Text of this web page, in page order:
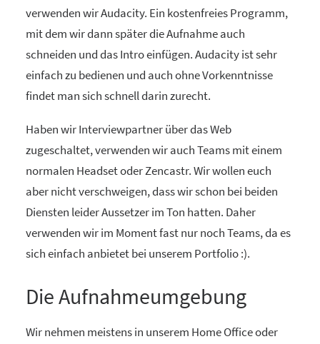
verwenden wir Audacity. Ein kostenfreies Programm,
mit dem wir dann später die Aufnahme auch
schneiden und das Intro einfügen. Audacity ist sehr
einfach zu bedienen und auch ohne Vorkenntnisse
findet man sich schnell darin zurecht.
Haben wir Interviewpartner über das Web
zugeschaltet, verwenden wir auch Teams mit einem
normalen Headset oder Zencastr. Wir wollen euch
aber nicht verschweigen, dass wir schon bei beiden
Diensten leider Aussetzer im Ton hatten. Daher
verwenden wir im Moment fast nur noch Teams, da es
sich einfach anbietet bei unserem Portfolio :).
Die Aufnahmeumgebung
Wir nehmen meistens in unserem Home Office oder